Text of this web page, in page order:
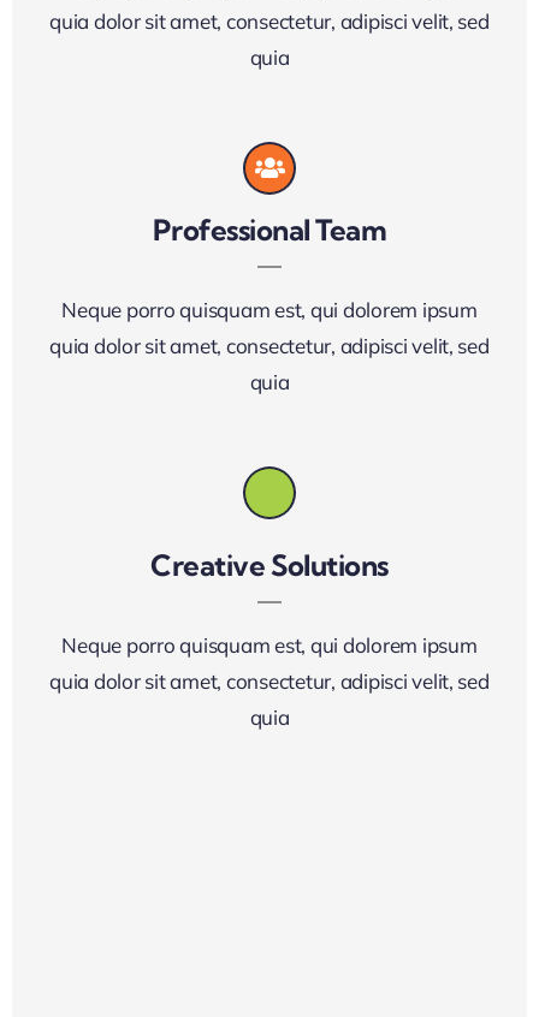
quia dolor sit amet, consectetur, adipisci velit, sed
quia
Professional Team
Neque porro quisquam est, qui dolorem ipsum
quia dolor sit amet, consectetur, adipisci velit, sed
quia
Creative Solutions
Neque porro quisquam est, qui dolorem ipsum
quia dolor sit amet, consectetur, adipisci velit, sed
quia